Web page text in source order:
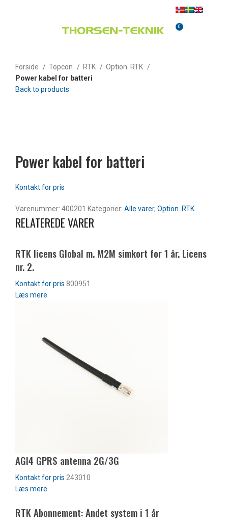
0
Forside Topcon RTK
Option. RTK
Power kabel for batteri
Back to products
Power kabel for batteri
Varenummer: 400201 Kategorier: Alle varer, Option. RTK
RELATEREDE VARER
RTK licens Global m. M2M simkort for 1 år. Licens
nr. 2.
800951
Læs mere
AGI4 GPRS antenna 2G/3G
243010
Læs mere
RTK Abonnement: Andet system i 1 år